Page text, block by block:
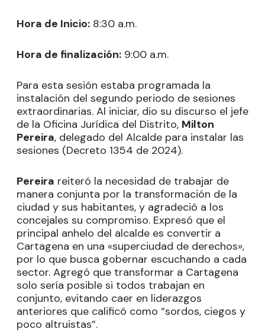
Hora de Inicio: 8:30 a.m.
Hora de finalización: 9:00 a.m.
Para esta sesión estaba programada la
instalación del segundo periodo de sesiones
extraordinarias. Al iniciar, dio su discurso el jefe
de la Oficina Jurídica del Distrito, Milton
Pereira, delegado del Alcalde para instalar las
sesiones (Decreto 1354 de 2024).
Pereira reiteró la necesidad de trabajar de
manera conjunta por la transformación de la
ciudad y sus habitantes, y agradeció a los
concejales su compromiso. Expresó que el
principal anhelo del alcalde es convertir a
Cartagena en una «superciudad de derechos»,
por lo que busca gobernar escuchando a cada
sector. Agregó que transformar a Cartagena
solo sería posible si todos trabajan en
conjunto, evitando caer en liderazgos
anteriores que calificó como “sordos, ciegos y
poco altruistas”.